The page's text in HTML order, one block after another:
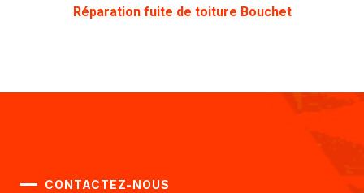
Réparation fuite de toiture Bouchet
CONTACTEZ-NOUS